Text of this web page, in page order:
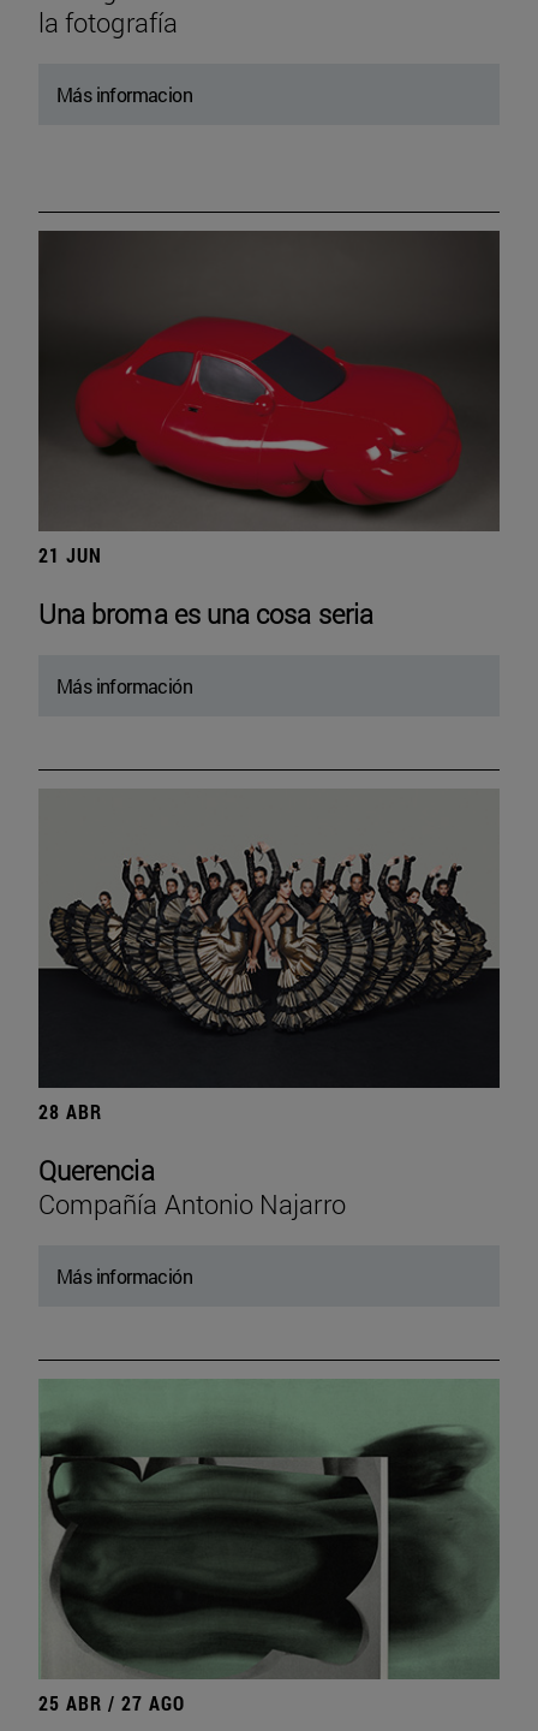
la fotografía
Más informacion
21 JUN
Una broma es una cosa seria
Más información
28 ABR
Querencia
Compañía Antonio Najarro
Más información
25 ABR / 27 AGO